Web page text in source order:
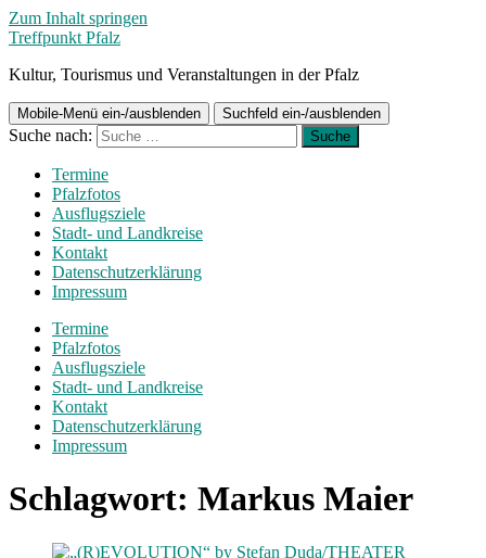
Zum Inhalt springen
Treffpunkt Pfalz
Kultur, Tourismus und Veranstaltungen in der Pfalz
Mobile-Menü ein-/ausblenden Suchfeld ein-/ausblenden
Suche nach:
Termine
Pfalzfotos
Ausflugsziele
Stadt- und Landkreise
Kontakt
Datenschutzerklärung
Impressum
Termine
Pfalzfotos
Ausflugsziele
Stadt- und Landkreise
Kontakt
Datenschutzerklärung
Impressum
Schlagwort: Markus Maier